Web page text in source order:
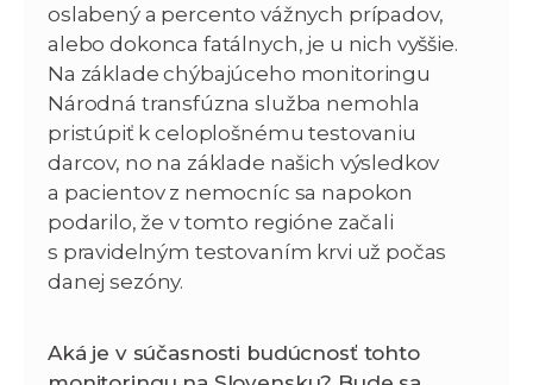
oslabený a percento vážnych prípadov,
alebo dokonca fatálnych, je u nich vyššie.
Na základe chýbajúceho monitoringu
Národná transfúzna služba nemohla
pristúpiť k celoplošnému testovaniu
darcov, no na základe našich výsledkov
a pacientov z nemocníc sa napokon
podarilo, že v tomto regióne začali
s pravidelným testovaním krvi už počas
danej sezóny.
Aká je v súčasnosti budúcnosť tohto